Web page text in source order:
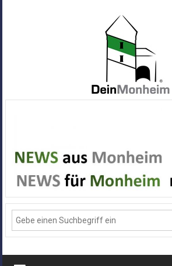
Alle
News
aus
Deiner
Stadt
Monheim